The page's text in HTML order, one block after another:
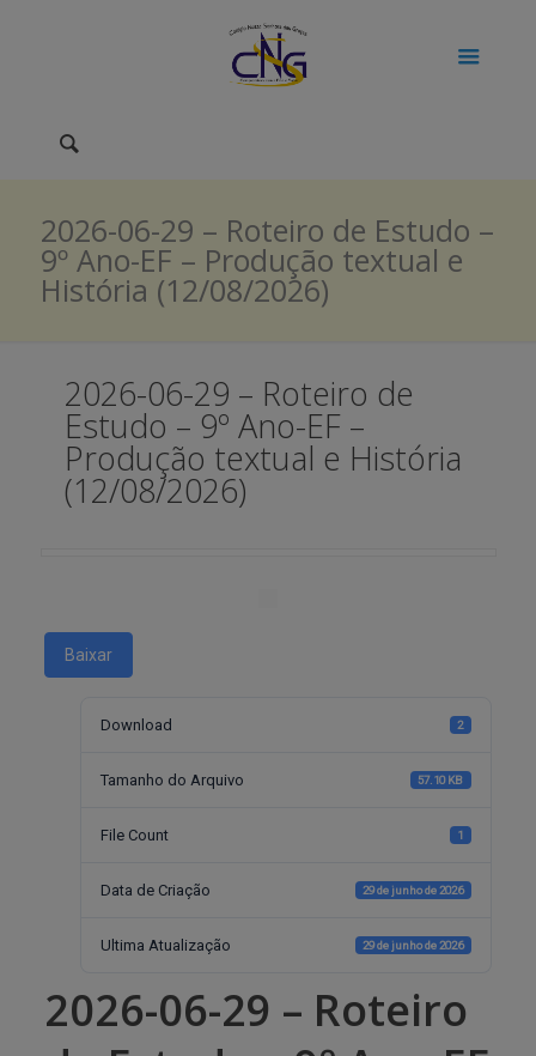
2026-06-29 – Roteiro de Estudo –
9º Ano-EF – Produção textual e
História (12/08/2026)
2026-06-29 – Roteiro de
Estudo – 9º Ano-EF –
Produção textual e História
(12/08/2026)
Baixar
Download 2
Tamanho do Arquivo 57.10 KB
File Count 1
Data de Criação 29 de junho de 2026
Ultima Atualização 29 de junho de 2026
2026-06-29 – Roteiro